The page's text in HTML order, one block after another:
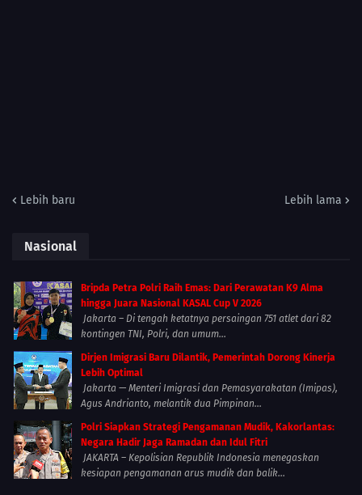
Lebih baru Lebih lama
Nasional
Bripda Petra Polri Raih Emas: Dari Perawatan K9 Alma
hingga Juara Nasional KASAL Cup V 2026
Jakarta – Di tengah ketatnya persaingan 751 atlet dari 82
kontingen TNI, Polri, dan umum...
Dirjen Imigrasi Baru Dilantik, Pemerintah Dorong Kinerja
Lebih Optimal
Jakarta — Menteri Imigrasi dan Pemasyarakatan (Imipas),
Agus Andrianto, melantik dua Pimpinan...
Polri Siapkan Strategi Pengamanan Mudik, Kakorlantas:
Negara Hadir Jaga Ramadan dan Idul Fitri
JAKARTA – Kepolisian Republik Indonesia menegaskan
kesiapan pengamanan arus mudik dan balik...